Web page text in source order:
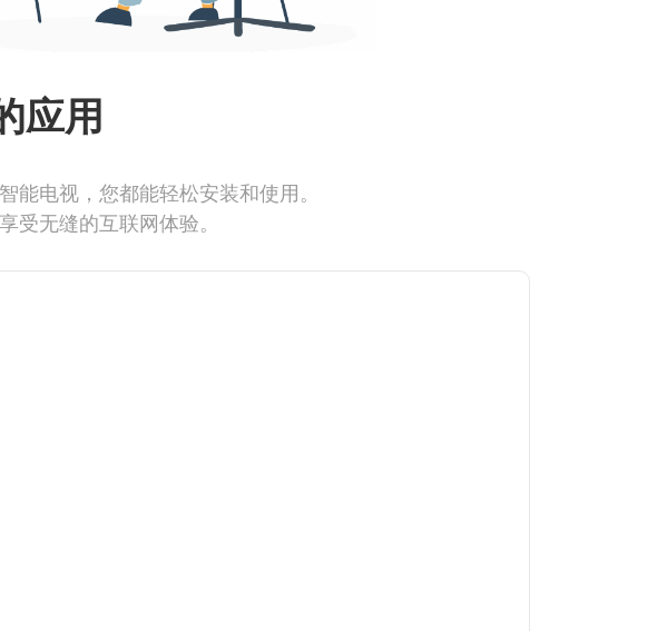
应用
电视，您都能轻松安装和使用。
无缝的互联网体验。